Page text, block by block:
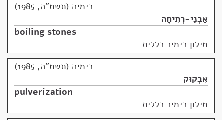
כימיה (תשמ"ה, 1985)
אַבְנֵי-רְתִיחָה
boiling stones
מילון כימיה כללית
כימיה (תשמ"ה, 1985)
אִבְקוּק
pulverization
מילון כימיה כללית